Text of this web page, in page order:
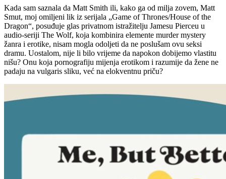
Kada sam saznala da Matt Smith ili, kako ga od milja zovem, Matt
Smut, moj omiljeni lik iz serijala „Game of Thrones/House of the
Dragon“, posuđuje glas privatnom istražitelju Jamesu Pierceu u
audio-seriji The Wolf, koja kombinira elemente murder mystery
žanra i erotike, nisam mogla odoljeti da ne poslušam ovu seksi
dramu. Uostalom, nije li bilo vrijeme da napokon dobijemo vlastitu
nišu? Onu koja pornografiju mijenja erotikom i razumije da žene ne
padaju na vulgaris sliku, već na elokventnu priču?